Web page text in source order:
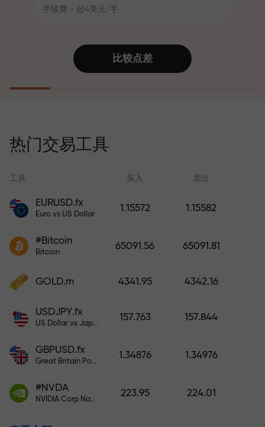
手续费 - 起4美元/手
值账户即可获得iPhone、MacBook
或梦想旅行
证6个月内利润增长3倍。放心交易—
您的资金受到保护！
奖金。X1000不是印刷错误。存款
比较点差
热门交易工具
工具 买入 卖出
EURUSD.fx
Euro vs US Dollar
1.15572 1.15582
#Bitcoin
Bitcoin
65091.56 65091.81
GOLD.m 4341.95 4342.16
USDJPY.fx
US Dollar vs Japanese Yen
157.763 157.844
GBPUSD.fx
Great Britain Pound vs US Dollar
1.34876 1.34976
#NVDA
NVIDIA Corp Nasdaq Stock Exchange (Nasdaq) USD
223.95 224.01